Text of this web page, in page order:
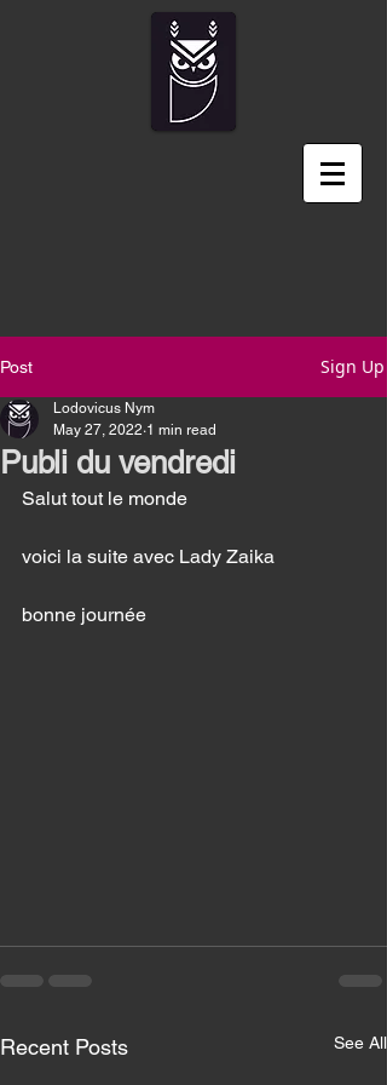
Post Sign Up
Publi du vendredi
Lodovicus Nym
May 27, 2022 1 min read
Salut tout le monde
voici la suite avec Lady Zaika
bonne journée
Recent Posts See All